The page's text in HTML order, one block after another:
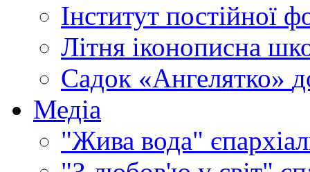
Інститут постійної
Літня іконописна
Садок «Ангелятко»
Медіа
"Жива вода"